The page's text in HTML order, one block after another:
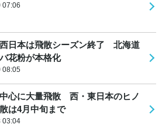
07:06
日本は飛散シーズン終了 北海道
花粉が本格化
08:05
心に大量飛散 西・東日本のヒノ
は4月中旬まで
03:04